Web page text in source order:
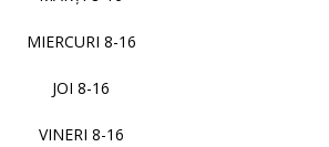
MIERCURI 8-16
JOI 8-16
VINERI 8-16